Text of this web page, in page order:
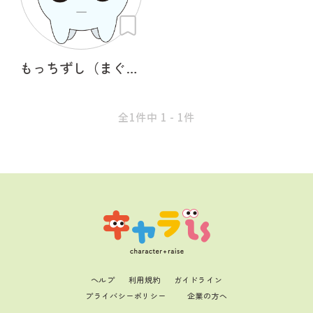
もっちずし（まぐろ）
全1件中 1 - 1件
ヘルプ 利用規約
ガイドライン
プライバシーポリシー
企業の方へ